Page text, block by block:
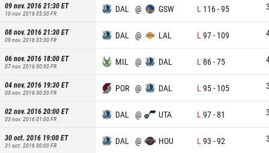
09 nov. 2016 21:30ET
10 nov. 2016 03:30FR DAL @ GSW L 116-95
08 nov. 2016 21:30ET
09 nov. 2016 03:30FR DAL @ LAL L 97- 109
06 nov. 2016 18:00ET
07 nov. 2016 00:00FR MIL @ DAL L 86-75
04 nov. 2016 19:30ET
05 nov. 2016 00:30FR POR @ DAL L 95- 105
02 nov. 2016 20:00ET
03 nov. 2016 01:00FR DAL @ UTA L 97-81
30 oct. 2016 19:00ET
31 oct. 2016 00:00FR DAL @ HOU L 93 -92